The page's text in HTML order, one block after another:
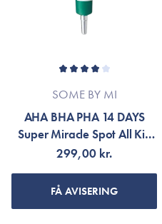
SOME BY MI
AHA BHA PHA 14 DAYS
Super Miracle Spot All Kill
Cream
299,00 kr.
FÅ AVISERING